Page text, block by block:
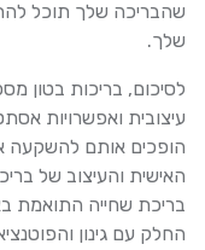
שהבריכה שלך תוכל
שלך.
לסיכום, בריכות בטון
עיצובית ואפשרויות
הופכים אותם להשקעה
האישית והעיצוב של
בריכת שחייה התואמת
החלק עם גינון